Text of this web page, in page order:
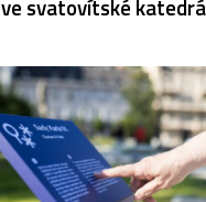
ve svatovítské